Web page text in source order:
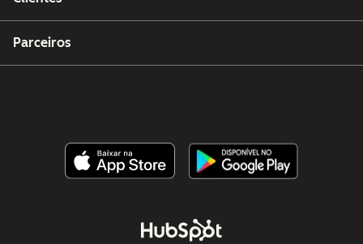
Parceiros